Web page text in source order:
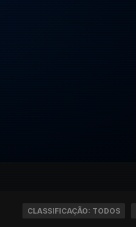
CLASSIFICAÇÃO: TODOS